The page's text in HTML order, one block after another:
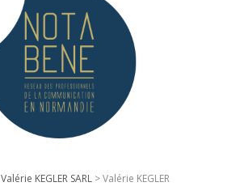
Valérie KEGLER SARL > Valérie KEGLER